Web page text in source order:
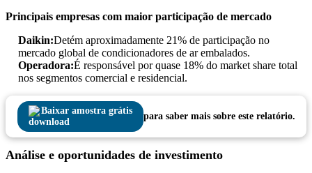
Principais empresas com maior participação de mercado
Daikin:Detém aproximadamente 21% de participação no
mercado global de condicionadores de ar embalados.
Operadora:É responsável por quase 18% do market share total
nos segmentos comercial e residencial.
Baixar amostra grátis
para saber mais sobre este relatório.
Análise e oportunidades de investimento